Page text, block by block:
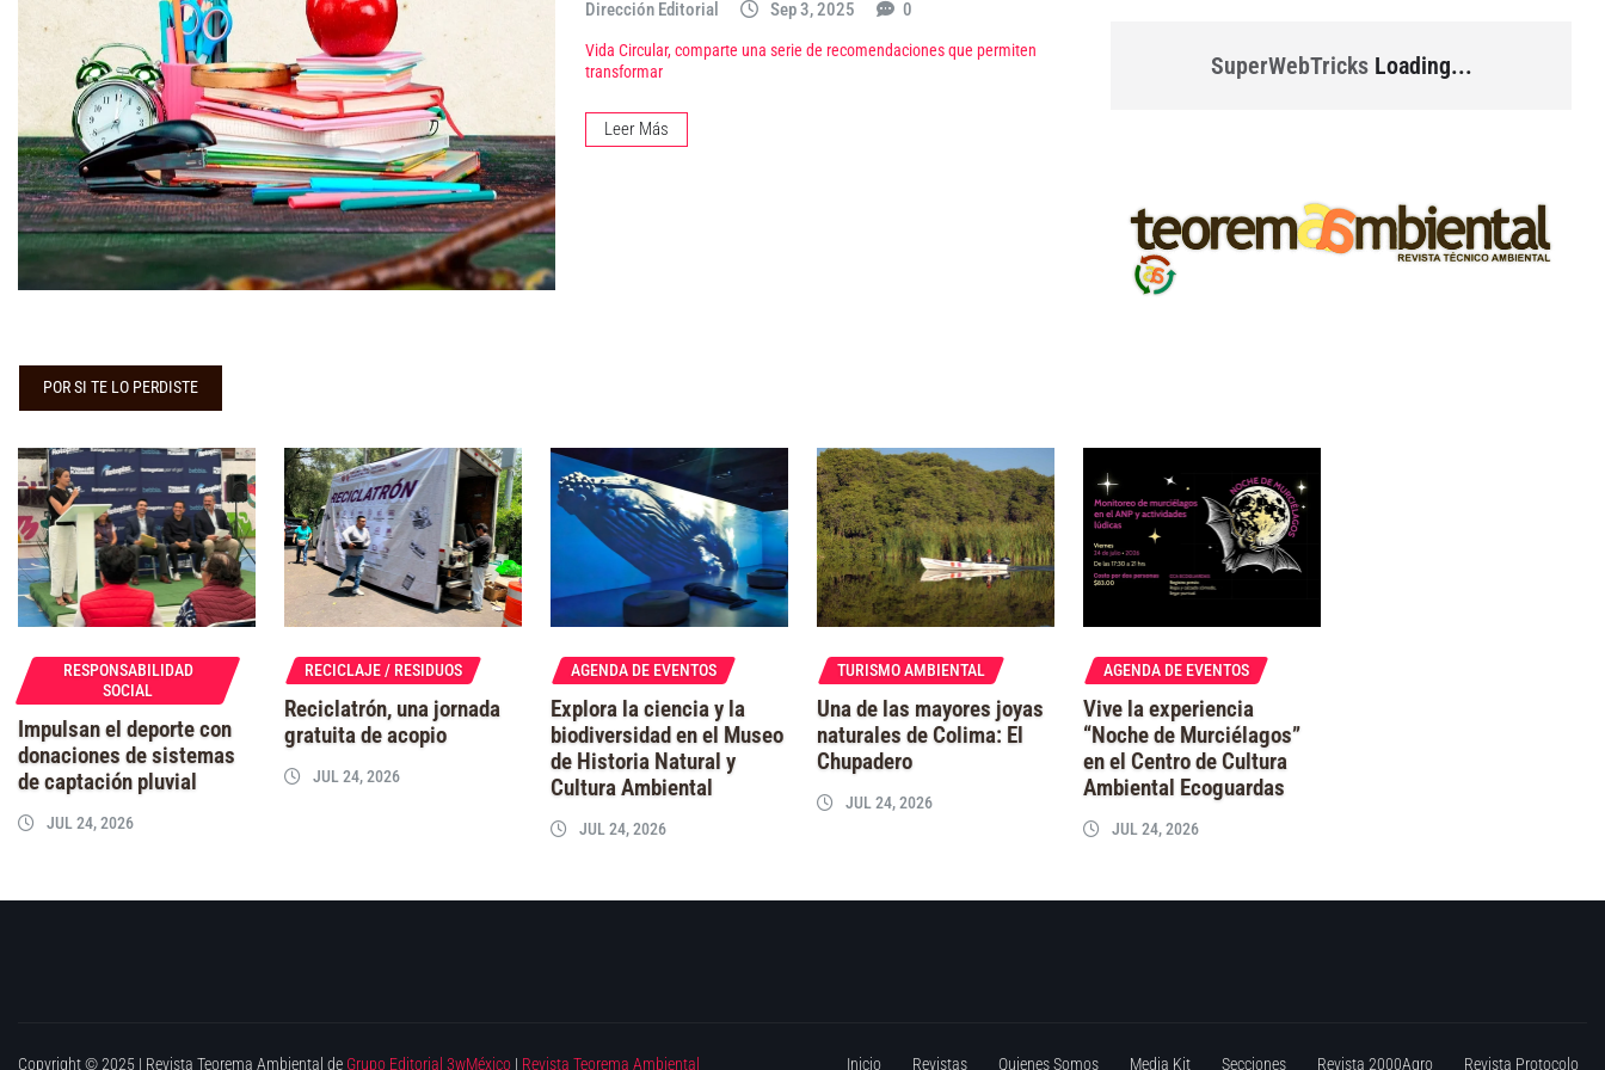
Dirección Editorial Sep 3, 2025 0
Vida Circular, comparte una serie de recomendaciones que permiten
transformar
Leer Más
SuperWebTricksLoading...
POR SI TE LO PERDISTE
RESPONSABILIDAD
SOCIAL
Impulsan el deporte con
donaciones de sistemas
de captación pluvial
JUL 24, 2026
RECICLAJE / RESIDUOS
Reciclatrón, una jornada
gratuita de acopio
JUL 24, 2026
AGENDA DE EVENTOS
Explora la ciencia y la
biodiversidad en el Museo
de Historia Natural y
Cultura Ambiental
JUL 24, 2026
TURISMO AMBIENTAL
Una de las mayores joyas
naturales de Colima: El
Chupadero
JUL 24, 2026
AGENDA DE EVENTOS
Vive la experiencia
“Noche de Murciélagos”
en el Centro de Cultura
Ambiental Ecoguardas
JUL 24, 2026
Copyright © 2025 | Revista Teorema Ambiental de Grupo Editorial 3wMéxico | Revista Teorema Ambiental Inicio Revistas Quienes Somos Media Kit Secciones Revista 2000Agro Revista Protocolo